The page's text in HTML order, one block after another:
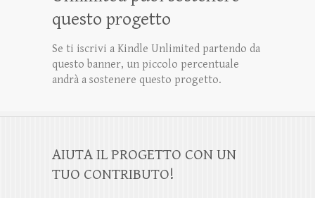
questo progetto
Se ti iscrivi a Kindle Unlimited partendo da
questo banner, un piccolo percentuale
andrà a sostenere questo progetto.
AIUTA IL PROGETTO CON UN
TUO CONTRIBUTO!